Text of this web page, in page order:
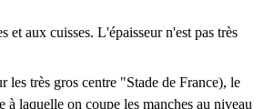
et aux cuisses. L'épaisseur n'est pas très
très gros centre "Stade de France), le
laquelle on coupe les manches au niveau